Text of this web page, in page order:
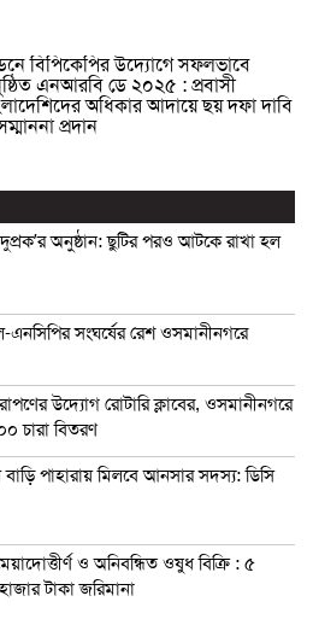
বিপিকেপির উদ্যোগে সফলভাবে
এনআরবি ডে ২০২৫ : প্রবাসী
অধিকার আদায়ে ছয় দফা দাবি
প্রদান
দুপ্রক’র অনুষ্ঠান: ছুটির পরও আটকে রাখা হল
এনসিপির সংঘর্ষের রেশ ওসমানীনগরে
উদ্যোগ রোটারি ক্লাবের, ওসমানীনগরে
চারা বিতরণ
বাড়ি পাহারায় মিলবে আনসার সদস্য: ডিসি
ও অনিবন্ধিত ওষুধ বিক্রি : ৫
টাকা জরিমানা